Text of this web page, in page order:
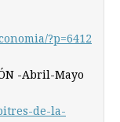
?p=6412
-Abril-Mayo
de-la-